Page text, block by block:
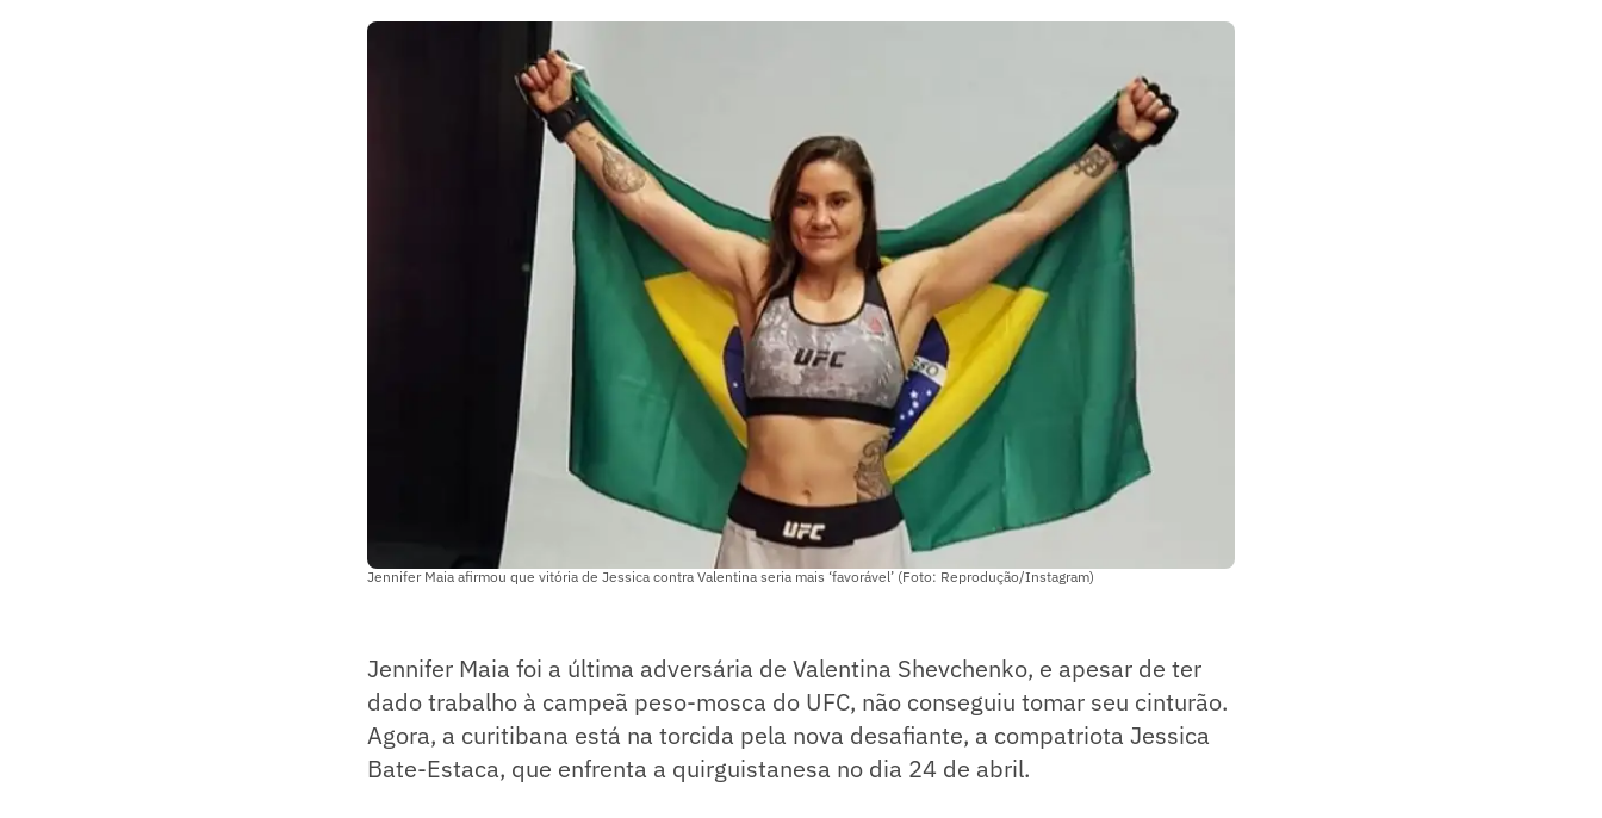
Jennifer Maia afirmou que vitória de Jessica contra Valentina seria mais ‘favorável’ (Foto: Reprodução/Instagram)
Jennifer Maia foi a última adversária de Valentina Shevchenko, e apesar de ter
dado trabalho à campeã peso-mosca do UFC, não conseguiu tomar seu cinturão.
Agora, a curitibana está na torcida pela nova desafiante, a compatriota Jessica
Bate-Estaca, que enfrenta a quirguistanesa no dia 24 de abril.